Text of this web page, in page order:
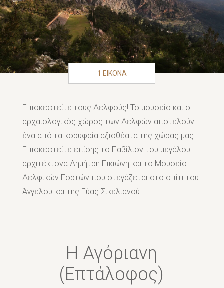
1 ΕΙΚΟΝΑ
Επισκεφτείτε τους Δελφούς! Το μουσείο και ο
αρχαιολογικός χώρος των Δελφών αποτελούν
ένα από τα κορυφαία αξιοθέατα της χώρας μας.
Επισκεφτείτε επίσης το Παβίλιον του μεγάλου
αρχιτέκτονα Δημήτρη Πικιώνη και το Μουσείο
Δελφικών Εορτών που στεγάζεται στο σπίτι του
Άγγελου και της Εύας Σικελιανού.
Η Αγόριανη
(Επτάλοφος)